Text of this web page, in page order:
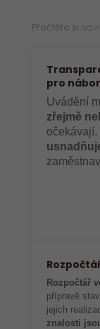
Přečtěte si
pro
Uvádění
zřejmě
očekávají.
Rozpočtář
přípravě
jejich
znalosti